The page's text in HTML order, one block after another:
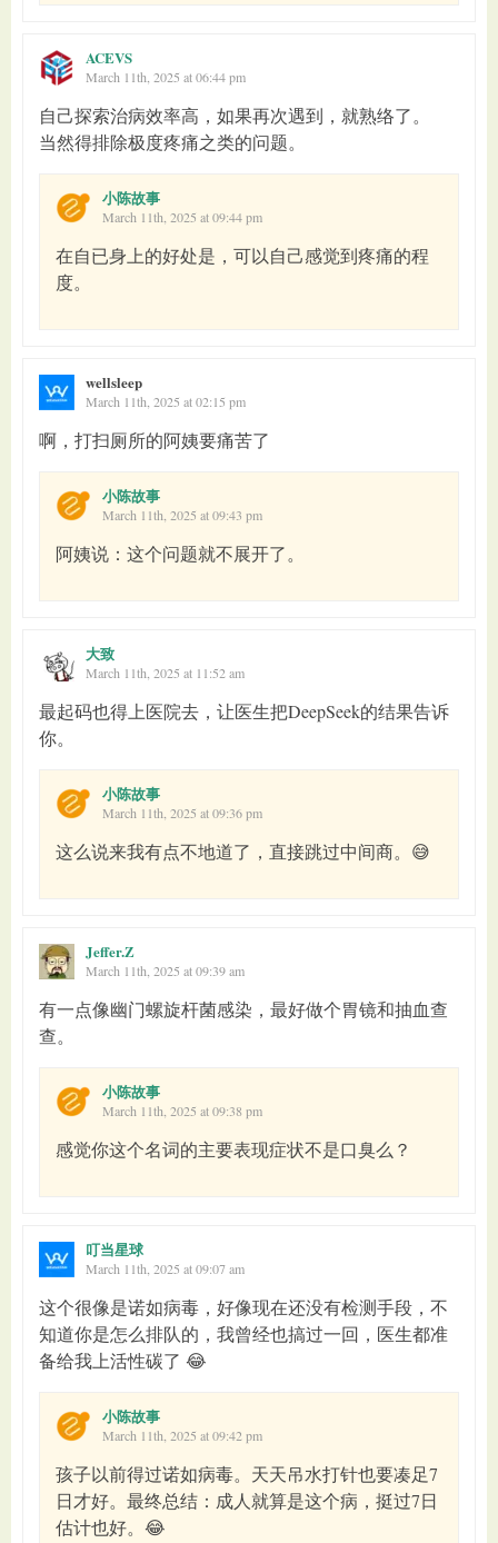
ACEVS
March 11th, 2025 at 06:44 pm
自己探索治病效率高，如果再次遇到，就熟络了。
当然得排除极度疼痛之类的问题。
小陈故事
March 11th, 2025 at 09:44 pm
在自已身上的好处是，可以自己感觉到疼痛的程
度。
wellsleep
March 11th, 2025 at 02:15 pm
啊，打扫厕所的阿姨要痛苦了
小陈故事
March 11th, 2025 at 09:43 pm
阿姨说：这个问题就不展开了。
大致
March 11th, 2025 at 11:52 am
最起码也得上医院去，让医生把DeepSeek的结果告诉
你。
小陈故事
March 11th, 2025 at 09:36 pm
这么说来我有点不地道了，直接跳过中间商。😅
Jeffer.Z
March 11th, 2025 at 09:39 am
有一点像幽门螺旋杆菌感染，最好做个胃镜和抽血查
查。
小陈故事
March 11th, 2025 at 09:38 pm
感觉你这个名词的主要表现症状不是口臭么？
叮当星球
March 11th, 2025 at 09:07 am
这个很像是诺如病毒，好像现在还没有检测手段，不
知道你是怎么排队的，我曾经也搞过一回，医生都准
备给我上活性碳了 😂
小陈故事
March 11th, 2025 at 09:42 pm
孩子以前得过诺如病毒。天天吊水打针也要凑足7
日才好。最终总结：成人就算是这个病，挺过7日
估计也好。😂